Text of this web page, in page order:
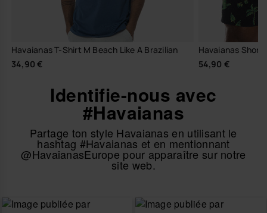
Havaianas T-Shirt M Beach Like A Brazilian
34,90 €
Havaianas Short
54,90 €
Identifie-nous avec
#Havaianas
Partage ton style Havaianas en utilisant le
hashtag #Havaianas et en mentionnant
@HavaianasEurope pour apparaître sur notre
site web.